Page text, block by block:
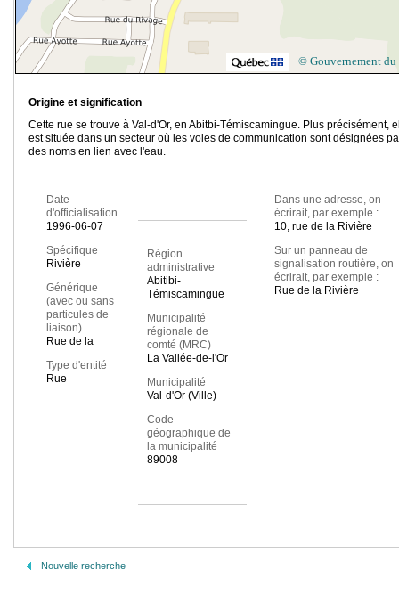
© Gouvernement du
Origine et signification
Cette rue se trouve à Val-d'Or, en Abitbi-Témiscamingue. Plus précisément,
est située dans un secteur où les voies de communication sont désignées
des noms en lien avec l'eau.
Date
d'officialisation
1996-06-07
Spécifique
Rivière
Générique
(avec ou sans
particules de
liaison)
Rue de la
Type d'entité
Rue
Région
administrative
Abitibi-
Témiscamingue
Municipalité
régionale de
comté (MRC)
La Vallée-de-l'Or
Municipalité
Val-d'Or (Ville)
Code
géographique de
la municipalité
89008
Dans une adresse, on
écrirait, par exemple :
10, rue de la Rivière
Sur un panneau de
signalisation routière, on
écrirait, par exemple :
Rue de la Rivière
Nouvelle recherche